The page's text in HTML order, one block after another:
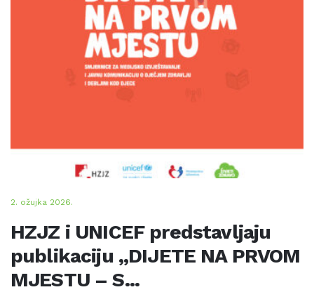
2. ožujka 2026.
HZJZ i UNICEF predstavljaju
publikaciju „DIJETE NA PRVOM
MJESTU – S...